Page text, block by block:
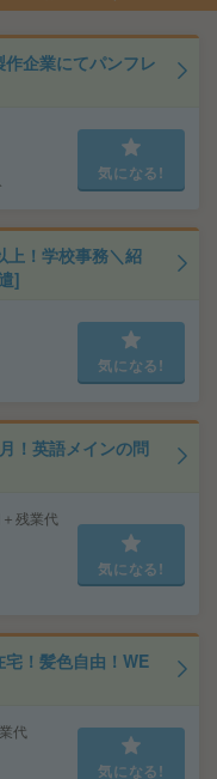
企業にてパンフレ
気になる!
上！学校事務＼紹
]
気になる!
！英語メインの問
残業代
気になる!
！髪色自由！WE
代
気になる!